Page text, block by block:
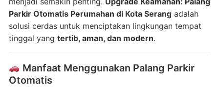
Parkir Otomatis Perumahan di Kota Serangadalah
solusi cerdas untuk menciptakan lingkungan tempat
tinggal yang tertib, aman, dan modern.
Manfaat Menggunakan Palang Parkir
Otomatis